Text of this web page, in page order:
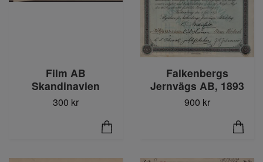
Film AB
Skandinavien
300 kr
Falkenbergs
Jernvägs AB, 1893
900 kr